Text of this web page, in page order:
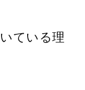
ている理